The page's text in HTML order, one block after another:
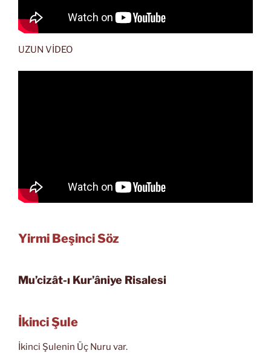
UZUN VİDEO
Yirmi Beşinci Söz
Mu’cizât-ı Kur’âniye Risalesi
İkinci Şule
İkinci Şulenin Üç Nuru var.